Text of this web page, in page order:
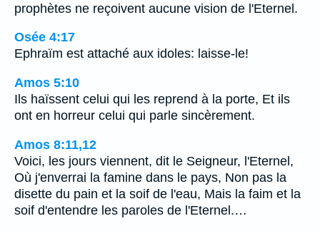
prophètes ne reçoivent aucune vision de l'Eternel.
Osée 4:17
Ephraïm est attaché aux idoles: laisse-le!
Amos 5:10
Ils haïssent celui qui les reprend à la porte, Et ils
ont en horreur celui qui parle sincèrement.
Amos 8:11,12
Voici, les jours viennent, dit le Seigneur, l'Eternel,
Où j'enverrai la famine dans le pays, Non pas la
disette du pain et la soif de l'eau, Mais la faim et la
soif d'entendre les paroles de l'Eternel.…